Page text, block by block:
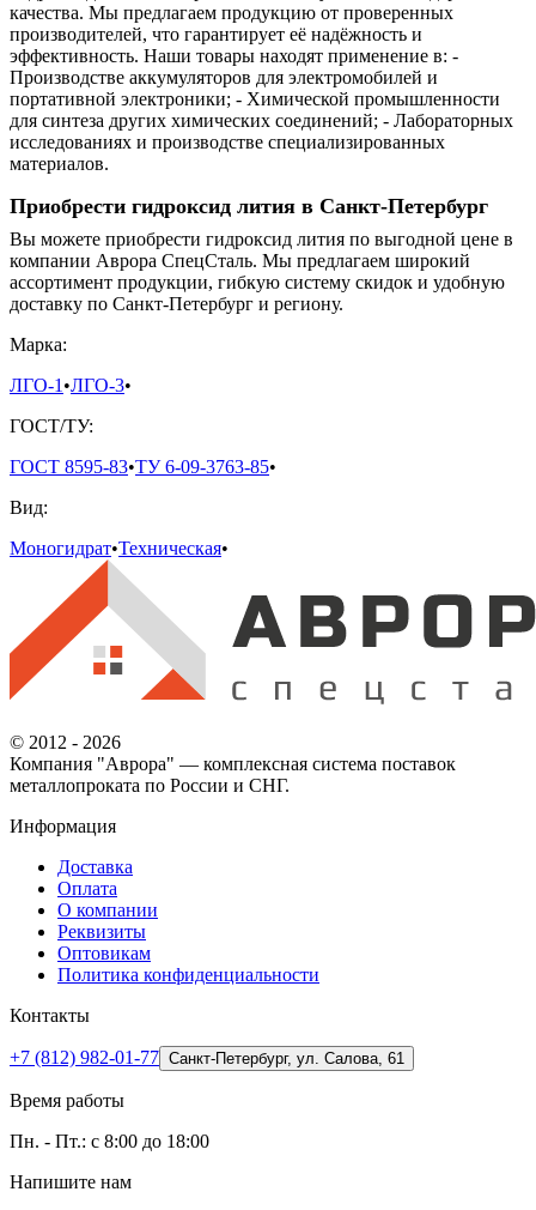
качества. Мы предлагаем продукцию от проверенных
производителей, что гарантирует её надёжность и
эффективность. Наши товары находят применение в: -
Производстве аккумуляторов для электромобилей и
портативной электроники; - Химической промышленности
для синтеза других химических соединений; - Лабораторных
исследованиях и производстве специализированных
материалов.
Приобрести гидроксид лития в Санкт-Петербург
Вы можете приобрести гидроксид лития по выгодной цене в
компании Аврора СпецСталь. Мы предлагаем широкий
ассортимент продукции, гибкую систему скидок и удобную
доставку по Санкт-Петербург и региону.
Марка:
ЛГО-1 •ЛГО-3•
ГОСТ/ТУ:
ГОСТ 8595-83•ТУ 6-09-3763-85•
Вид:
Моногидрат•Техническая•
© 2012 - 2026
Компания "Аврора" — комплексная система поставок
металлопроката по России и СНГ.
Информация
Доставка
Оплата
О компании
Реквизиты
Оптовикам
Политика конфиденциальности
Контакты
+7 (812) 982-01-77 Санкт-Петербург, ул. Салова, 61
Время работы
Пн. - Пт.: с 8:00 до 18:00
Напишите нам